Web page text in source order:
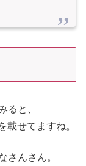
ると、
載せてますね。
さんさん。